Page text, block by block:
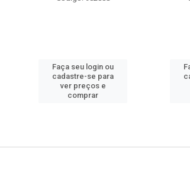
Faça seu login ou
cadastre-se para
ver preços e
comprar